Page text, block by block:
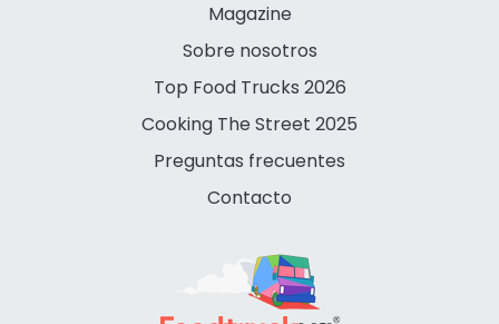
Magazine
Sobre nosotros
Top Food Trucks 2026
Cooking The Street 2025
Preguntas frecuentes
Contacto